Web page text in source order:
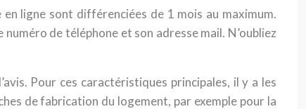
ligne sont différenciées de 1 mois au maximum.
de téléphone et son adresse mail. N’oubliez
Pour ces caractéristiques principales, il y a les
de fabrication du logement, par exemple pour la